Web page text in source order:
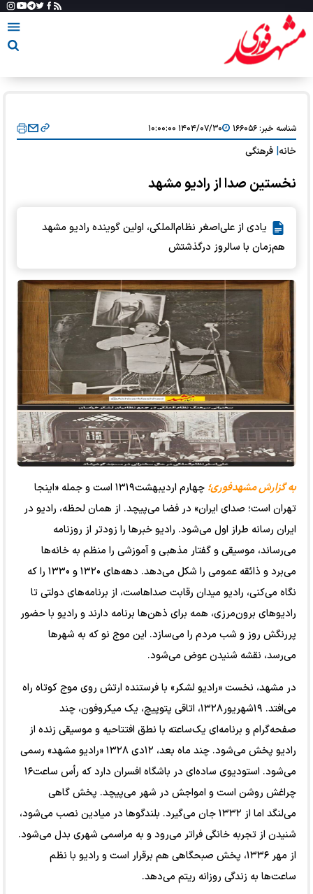
شناسه خبر:۱۶۶۰۵۶ ۱۴۰۴/۰۷/۳۰ ۱۰:۰۰:۰۰
خانه فرهنگی
نخستین صدا از رادیو مشهد
یادی از علی‌اصغر نظام‌الملکی، اولین گوینده رادیو مشهد
هم‌زمان با سالروز درگذشتش
به گزارش مشهدفوری؛
چهارم اردیبهشت‌۱۳۱۹ است و جمله‌ «اینجا
تهران است؛ صدای ایران» در فضا می‌پیچد. از همان لحظه، رادیو در
ایران رسانه‌ طراز اول می‌شود. رادیو خبرها را زودتر از روزنامه
می‌رساند، موسیقی و گفتار مذهبی و آموزشی را منظم به خانه‌ها
می‌برد و ذائقه‌ عمومی را شکل می‌دهد. دهه‌های ۱۳۲۰ و ۱۳۳۰ را که
نگاه می‌کنی، رادیو میدان رقابت صداهاست، از برنامه‌های دولتی تا
رادیوهای برون‌مرزی، همه برای ذهن‌ها برنامه دارند و رادیو با حضور
پررنگش روز و شب مردم را می‌سازد. این موج نو که به شهرها
می‌رسد، نقشه شنیدن عوض می‌شود.
در مشهد، نخست «رادیو لشکر» با فرستنده‌ ارتش روی موج کوتاه راه
می‌افتد. ۱۹شهریور۱۳۲۸، اتاقی پتوپیچ، یک میکروفون، چند
صفحه‌گرام و برنامه‌ای یک‌ساعته با نطق افتتاحیه و موسیقی زنده از
رادیو پخش می‌شود. چند ماه بعد، ۱۲دی ۱۳۲۸ «رادیو مشهد» رسمی
می‌شود. استودیوی ساده‌ای در باشگاه افسران دارد که رأس ساعت۱۶
چراغش روشن است و امواجش در شهر می‌پیچد. پخش گاهی
می‌لنگد اما از ۱۳۳۲ جان می‌گیرد. بلندگوها در میادین نصب می‌شود،
شنیدن از تجربه‌ خانگی فراتر می‌رود و به مراسمی شهری بدل می‌شود.
از مهر ۱۳۳۶، پخش صبحگاهی هم برقرار است و رادیو با نظم
ساعت‌ها به زندگی روزانه ریتم می‌دهد.